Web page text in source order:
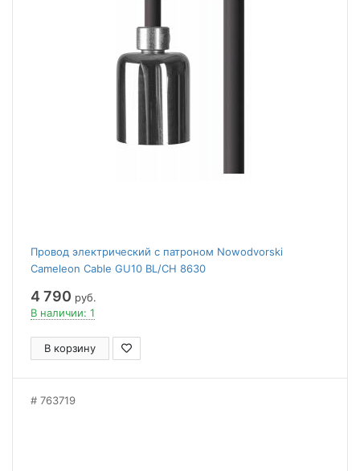
Провод электрический с патроном Nowodvorski
Cameleon Cable GU10 BL/CH 8630
4 790 руб.
В наличии: 1
В корзину
763719